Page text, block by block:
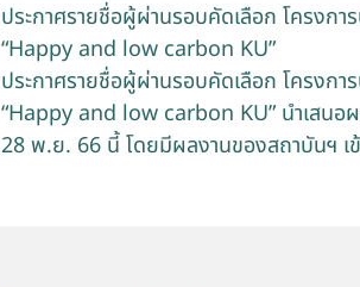
ประกาศรายชื่อผู้ผ่านรอบคัดเลือก โครงก
“Happy and low carbon KU”
ประกาศรายชื่อผู้ผ่านรอบคัดเลือก โครงก
“Happy and low carbon KU” นำเสนอ
28 พ.ย. 66 นี้ โดยมีผลงานของสถาบันฯ เ